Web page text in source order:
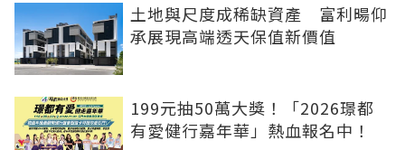
土地與尺度成稀缺資產 富利暘仰
承展現高端透天保值新價值
199元抽50萬大獎！「2026璟都
有愛健行嘉年華」熱血報名中！